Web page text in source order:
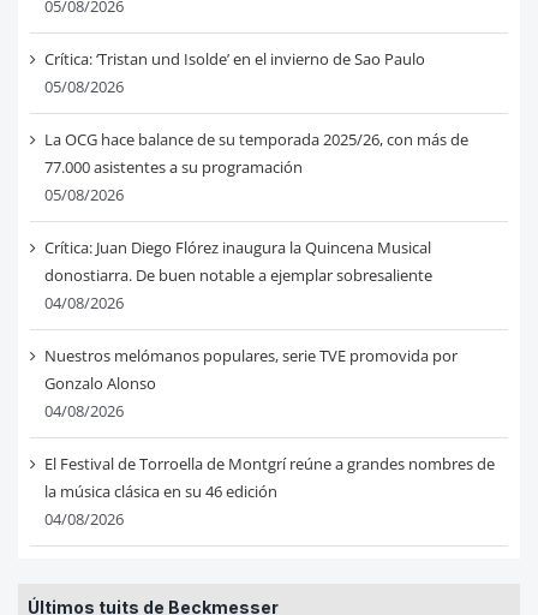
05/08/2026
Crítica: ‘Tristan und Isolde’ en el invierno de Sao Paulo
05/08/2026
La OCG hace balance de su temporada 2025/26, con más de
77.000 asistentes a su programación
05/08/2026
Crítica: Juan Diego Flórez inaugura la Quincena Musical
donostiarra. De buen notable a ejemplar sobresaliente
04/08/2026
Nuestros melómanos populares, serie TVE promovida por
Gonzalo Alonso
04/08/2026
El Festival de Torroella de Montgrí reúne a grandes nombres de
la música clásica en su 46 edición
04/08/2026
Últimos tuits de Beckmesser